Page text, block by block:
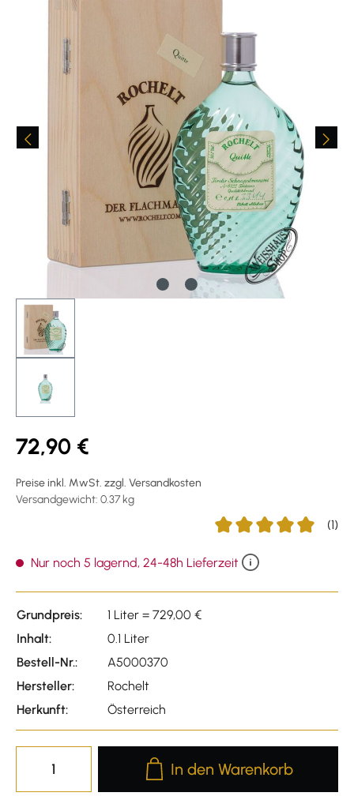
72,90 €
Preise inkl. MwSt. zzgl. Versandkosten
Versandgewicht: 0.37 kg
(1)
Nur noch 5 lagernd, 24-48h Lieferzeit
Grundpreis:
1 Liter = 729,00 €
Inhalt:
0.1 Liter
Bestell-Nr.:
A5000370
Hersteller:
Rochelt
Herkunft:
Österreich
Produkt Anzahl: Gib den
In den Warenkorb